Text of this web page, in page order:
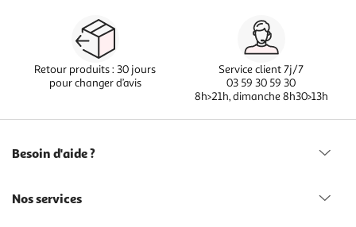
Retour produits : 30 jours
pour changer d’avis
Service client 7j/7
03 59 30 59 30
8h>21h, dimanche 8h30>13h
Besoin d'aide ?
Nos services